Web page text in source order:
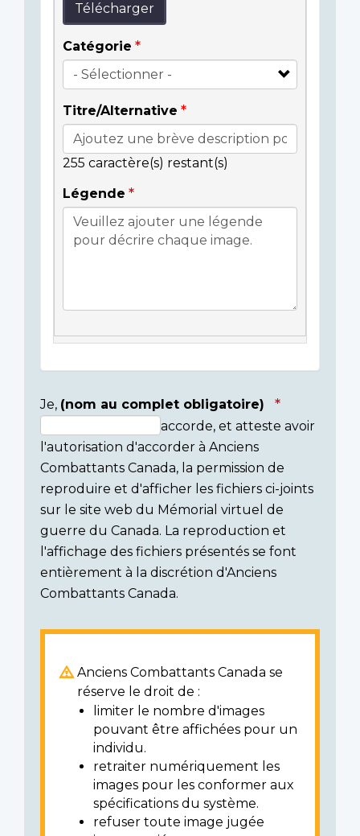
Télécharger
Catégorie
Titre/Alternative
255 caractère(s) restant(s)
Légende
Consent
section
Je, (nom au complet obligatoire)
accorde, et atteste avoir
l'autorisation d'accorder à Anciens
Combattants Canada, la permission de
reproduire et d'afficher les fichiers ci-joints
sur le site web du Mémorial virtuel de
guerre du Canada. La reproduction et
l'affichage des fichiers présentés se font
entièrement à la discrétion d'Anciens
Combattants Canada.
Anciens Combattants Canada se
réserve le droit de :
limiter le nombre d'images
pouvant être affichées pour un
individu.
retraiter numériquement les
images pour les conformer aux
spécifications du système.
refuser toute image jugée